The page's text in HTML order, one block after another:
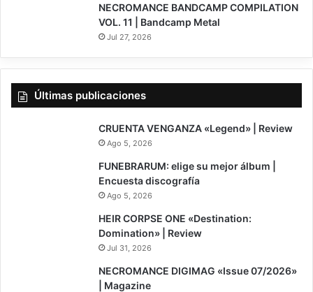
NECROMANCE BANDCAMP COMPILATION
VOL. 11 | Bandcamp Metal
Jul 27, 2026
Últimas publicaciones
CRUENTA VENGANZA «Legend» | Review
Ago 5, 2026
FUNEBRARUM: elige su mejor álbum |
Encuesta discografía
Ago 5, 2026
HEIR CORPSE ONE «Destination:
Domination» | Review
Jul 31, 2026
NECROMANCE DIGIMAG «Issue 07/2026»
| Magazine